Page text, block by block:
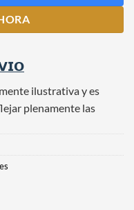
ilustrativa y es
plenamente las